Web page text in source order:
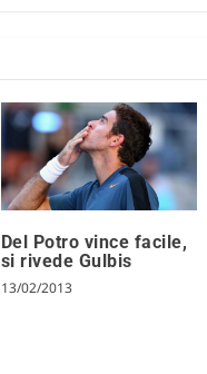
Del Potro vince facile,
si rivede Gulbis
13/02/2013